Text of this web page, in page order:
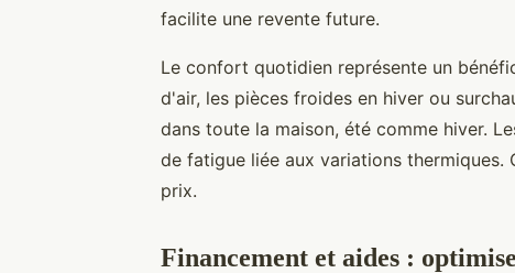
facilite une revente future.
Le confort quotidien représente un
d'air, les pièces froides en hiver ou
dans toute la maison, été comme hiver.
de fatigue liée aux variations
prix.
Financement et aides :